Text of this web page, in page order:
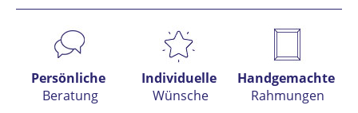
Preis anfragen
Persönliche
Beratung
Individuelle
Wünsche
Handgemachte
Rahmungen